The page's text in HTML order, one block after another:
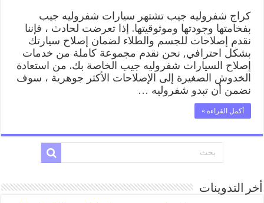
كراج شفروليه جيب تشتهر سيارات شفروليه جيب
بفخامتها وجودتها وموثوقيتها. إذا تعرضت لحادث ، فإننا
نقدم إصلاحات للجسم والطلاء لضمان إصلاح سيارتك
بشكل احترافي, نحن نقدم مجموعة كاملة من خدمات
إصلاح السيارات شفروليه جيب الخاصة بك. من استعادة
الخدوش الصغيرة إلى الإصلاحات الأكثر جوهرية ، سوف
نضمن أن تبدو شفروليه …
أكمل القراءة »
أخر التدوينات